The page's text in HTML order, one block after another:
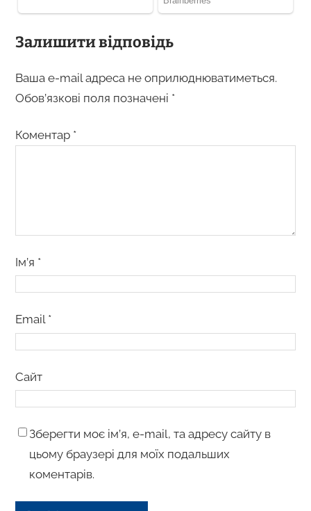
Залишити відповідь
Ваша e-mail адреса не оприлюднюватиметься.
Обов’язкові поля позначені *
Коментар *
Ім’я *
Email *
Сайт
Зберегти моє ім’я, e-mail, та адресу сайту в
цьому браузері для моїх подальших
коментарів.